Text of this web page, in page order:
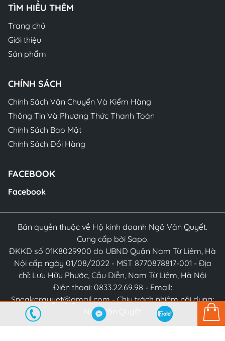
TÌM HIỂU THÊM
Trang chủ
Giới thiệu
Sản phẩm
CHÍNH SÁCH
Chính Sách Vận Chuyển Và Kiểm Hàng
Thông Tin Và Phương Thức Thanh Toán
Chính Sách Bảo Mật
Chính Sách Đổi Hàng
FACEBOOK
Facebook
Bản quyền thuộc về Hộ kinh doanh Ngô Văn Quyết.
Cung cấp bởi Sapo.
ĐKKD số 01K8029900 do UBND Quận Nam Từ Liêm, Hà
Nội cấp ngày 01/08/2022 - MST 8770878817-001 - Địa
chỉ: Lưu Hữu Phước, Cầu Diễn, Nam Từ Liêm, Hà Nội
Điện thoại: 0833.22.69.98 - Email:
Sneakerquyet@gmail.com - Chịu trách nhiệm nội dung:
Ngô Văn Quyết